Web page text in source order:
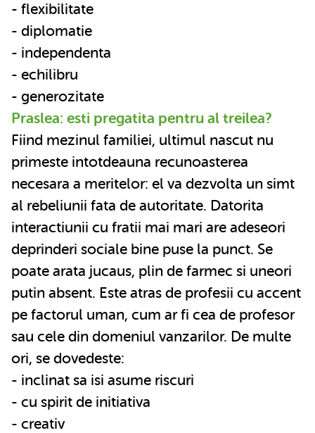
- flexibilitate
- diplomatie
- independenta
- echilibru
- generozitate
Praslea: esti pregatita pentru al treilea?
Fiind mezinul familiei, ultimul nascut nu
primeste intotdeauna recunoasterea
necesara a meritelor: el va dezvolta un simt
al rebeliunii fata de autoritate. Datorita
interactiunii cu fratii mai mari are adeseori
deprinderi sociale bine puse la punct. Se
poate arata jucaus, plin de farmec si uneori
putin absent. Este atras de profesii cu accent
pe factorul uman, cum ar fi cea de profesor
sau cele din domeniul vanzarilor. De multe
ori, se dovedeste:
- inclinat sa isi asume riscuri
- cu spirit de initiativa
- creativ